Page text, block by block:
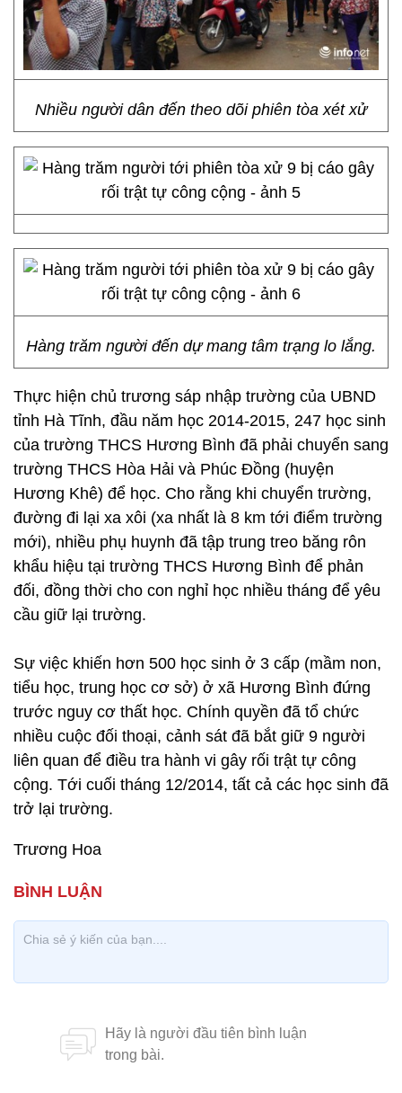
Nhiều người dân đến theo dõi phiên tòa xét xử
Hàng trăm người đến dự mang tâm trạng lo lắng.
Thực hiện chủ trương sáp nhập trường của UBND
tỉnh Hà Tĩnh, đầu năm học 2014-2015, 247 học sinh
của trường THCS Hương Bình đã phải chuyển sang
trường THCS Hòa Hải và Phúc Đồng (huyện
Hương Khê) để học. Cho rằng khi chuyển trường,
đường đi lại xa xôi (xa nhất là 8 km tới điểm trường
mới), nhiều phụ huynh đã tập trung treo băng rôn
khẩu hiệu tại trường THCS Hương Bình để phản
đối, đồng thời cho con nghỉ học nhiều tháng để yêu
cầu giữ lại trường.
Sự việc khiến hơn 500 học sinh ở 3 cấp (mầm non,
tiểu học, trung học cơ sở) ở xã Hương Bình đứng
trước nguy cơ thất học. Chính quyền đã tổ chức
nhiều cuộc đối thoại, cảnh sát đã bắt giữ 9 người
liên quan để điều tra hành vi gây rối trật tự công
cộng. Tới cuối tháng 12/2014, tất cả các học sinh đã
trở lại trường.
Trương Hoa